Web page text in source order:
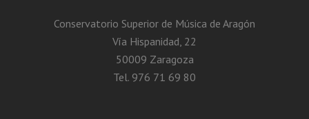
Conservatorio Superior de Música de Aragón
Vía Hispanidad, 22
50009 Zaragoza
Tel. 976 71 69 80